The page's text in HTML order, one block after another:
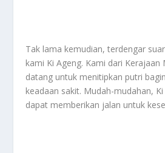
Tak lama kemudian, terdengar
kami Ki Ageng. Kami dari
datang untuk menitipkan putri
keadaan sakit. Mudah-mudahan,
dapat memberikan jalan untuk